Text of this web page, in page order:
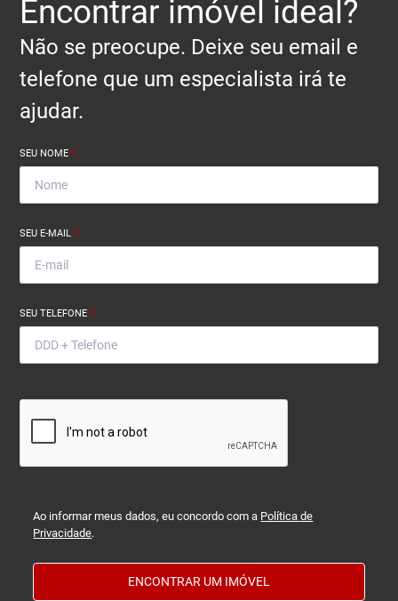
Encontrar imóvel ideal?
Não se preocupe. Deixe seu email e
telefone que um especialista irá te
ajudar.
SEU NOME*
SEU E-MAIL*
SEU TELEFONE*
Ao informar meus dados, eu concordo com a Política de
Privacidade.
ENCONTRAR UM IMÓVEL